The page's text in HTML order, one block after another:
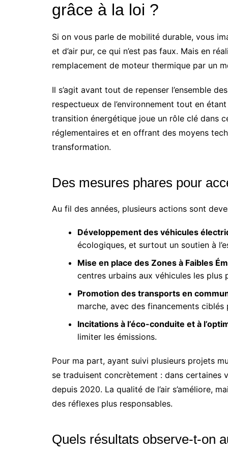
grâce à la loi ?
Si on vous parle de mobilité durable, vous
et d’air pur, ce qui n’est pas faux. Mais en
remplacement de moteur thermique par un
Il s’agit avant tout de repenser l’ensemble
respectueux de l’environnement tout en
transition énergétique joue un rôle clé dans
réglementaires et en offrant des moyens
transformation.
Des mesures phares pour
Au fil des années, plusieurs actions sont
Développement des véhicules
écologiques, et surtout un soutien à
Mise en place des Zones à Faibles
centres urbains aux véhicules les plus
Promotion des transports en
marche, avec des financements
Incitations à l’éco-conduite et à
limiter les émissions.
Pour ma part, ayant suivi plusieurs projets
se traduisent concrètement : dans certaines
depuis 2020. La qualité de l’air s’améliore,
des réflexes plus responsables.
Quels résultats observe-t-on